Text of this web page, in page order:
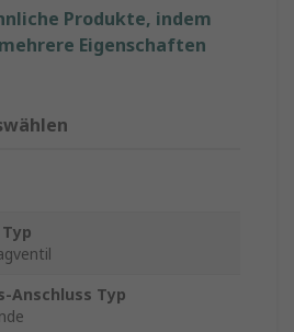
Produkte, indem
Eigenschaften
Anschluss Typ